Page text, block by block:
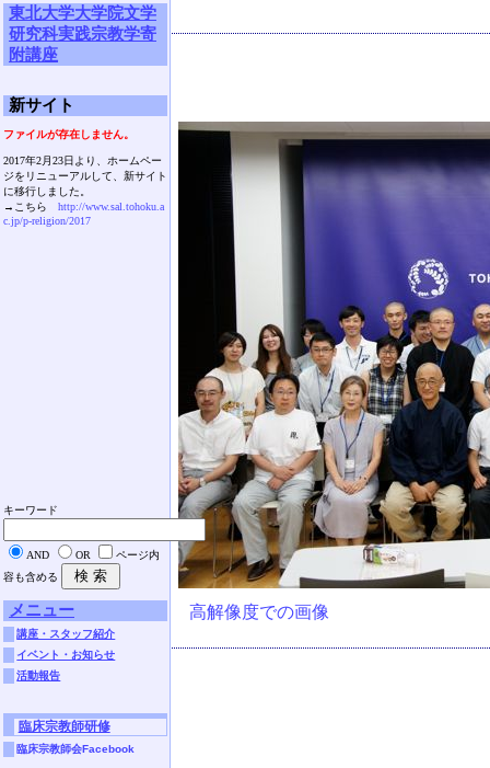
高解像度での画像
東北大学大学院文学
研究科実践宗教学寄
附講座
新サイト
ファイルが存在しません。
2017年2月23日より、ホームペー
ジをリニューアルして、新サイト
に移行しました。
→こちら http://www.sal.tohoku.a
c.jp/p-religion/2017
キーワード
AND OR
ページ内
容も含める
メニュー
講座・スタッフ紹介
イベント・お知らせ
活動報告
臨床宗教師研修
臨床宗教師会Facebook